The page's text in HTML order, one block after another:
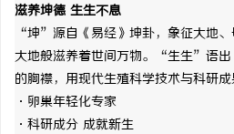
滋养坤德 生生不息
“坤”源自《易经》坤卦，象征大地
大地般滋养着世间万物。“生生”语出
的胸襟，用现代生殖科学技术与科研
·卵巢年轻化专家
·科研成分 成就新生